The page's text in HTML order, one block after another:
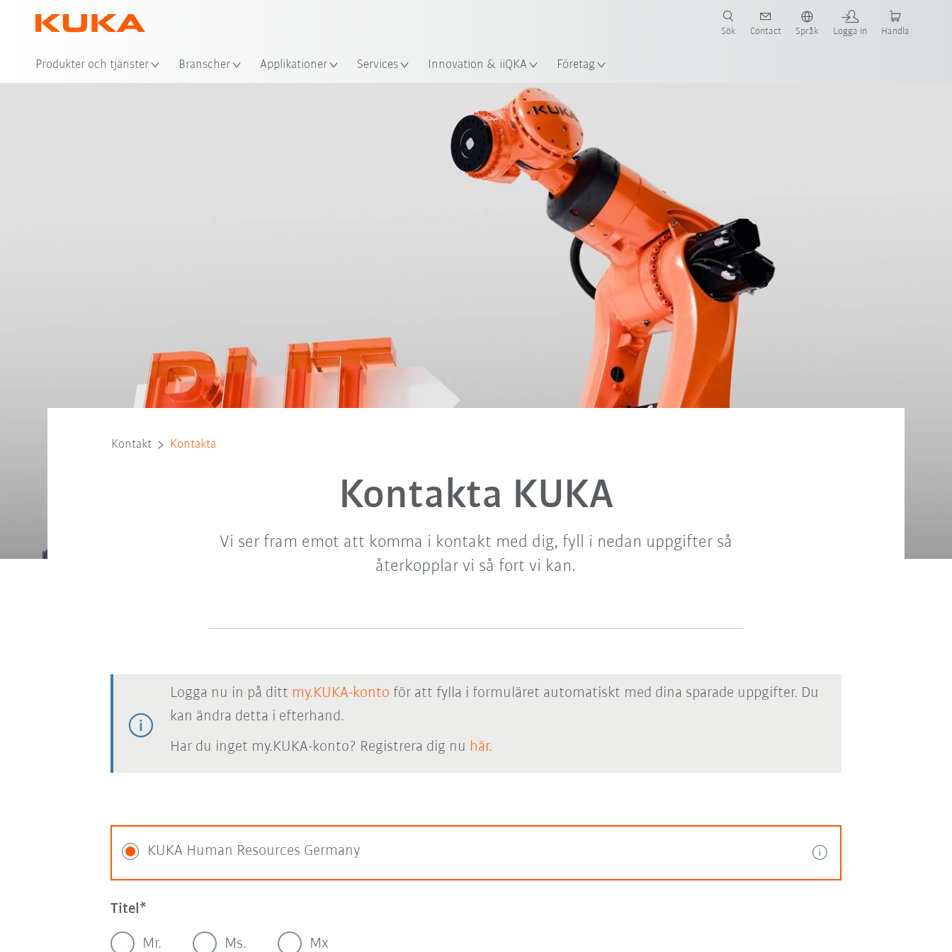
Produkter och tjänster Branscher Applikationer Services Innovation & iiQKA Företag
Sök Contact Språk Logga in Handla
Kontakt Kontakta
Kontakta KUKA
Vi ser fram emot att komma i kontakt med dig, fyll i nedan uppgifter så
återkopplar vi så fort vi kan.
Logga nu in på ditt my.KUKA-konto för att fylla i formuläret automatiskt med dina sparade uppgifter. Du
kan ändra detta i efterhand.
Har du inget my.KUKA-konto? Registrera dig nu här.
KUKA Human Resources Germany
Titel
Mr. Ms. Mx